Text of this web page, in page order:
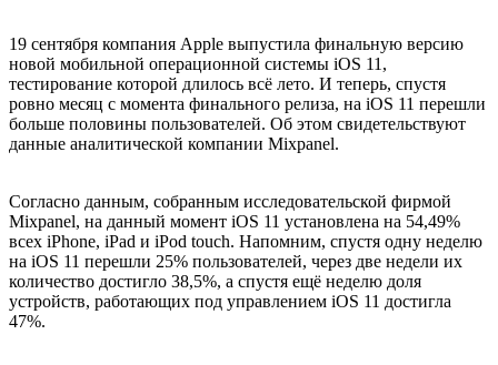
19 сентября компания Apple выпустила финальную версию
новой мобильной операционной системы iOS 11,
тестирование которой длилось всё лето. И теперь, спустя
ровно месяц с момента финального релиза, на iOS 11 перешли
больше половины пользователей. Об этом свидетельствуют
данные аналитической компании Mixpanel.
Согласно данным, собранным исследовательской фирмой
Mixpanel, на данный момент iOS 11 установлена на 54,49%
всех iPhone, iPad и iPod touch. Напомним, спустя одну неделю
на iOS 11 перешли 25% пользователей, через две недели их
количество достигло 38,5%, а спустя ещё неделю доля
устройств, работающих под управлением iOS 11 достигла
47%.